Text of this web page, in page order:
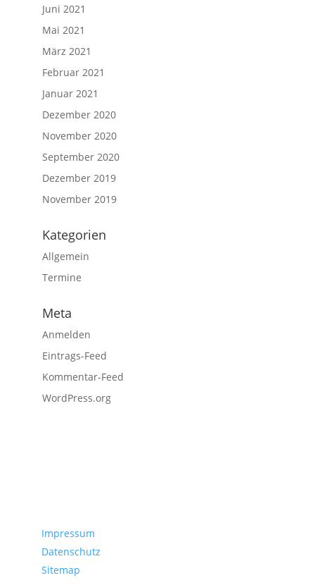
Juni 2021
Mai 2021
März 2021
Februar 2021
Januar 2021
Dezember 2020
November 2020
September 2020
Dezember 2019
November 2019
Kategorien
Allgemein
Termine
Meta
Anmelden
Eintrags-Feed
Kommentar-Feed
WordPress.org
Impressum
Datenschutz
Sitemap